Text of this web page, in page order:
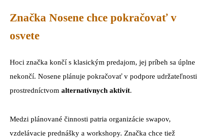
Značka Nosene chce pokračovať v
osvete
Hoci značka končí s klasickým predajom, jej príbeh sa úplne
nekončí. Nosene plánuje pokračovať v podpore udržateľnosti
prostredníctvom alternatívnych aktivít.
Medzi plánované činnosti patria organizácie swapov,
vzdelávacie prednášky a workshopy. Značka chce tiež